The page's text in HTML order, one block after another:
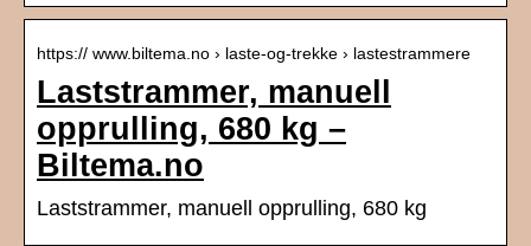
https:// www.biltema.no › laste-og-trekke › lastestrammere
Laststrammer, manuell
opprulling, 680 kg –
Biltema.no
Laststrammer, manuell opprulling, 680 kg